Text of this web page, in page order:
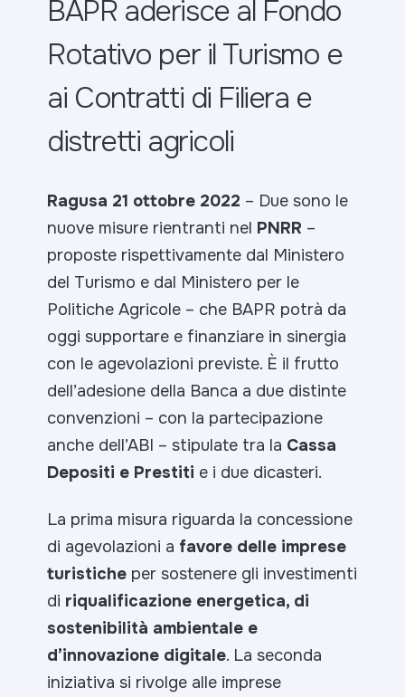
BAPR aderisce al Fondo
Rotativo per il Turismo e
ai Contratti di Filiera e
distretti agricoli
Ragusa 21 ottobre 2022 – Due sono le
nuove misure rientranti nel PNRR –
proposte rispettivamente dal Ministero
del Turismo e dal Ministero per le
Politiche Agricole – che BAPR potrà da
oggi supportare e finanziare in sinergia
con le agevolazioni previste. È il frutto
dell’adesione della Banca a due distinte
convenzioni – con la partecipazione
anche dell’ABI – stipulate tra la Cassa
Depositi e Prestiti e i due dicasteri.
La prima misura riguarda la concessione
di agevolazioni a favore delle imprese
turistiche per sostenere gli investimenti
di riqualificazione energetica, di
sostenibilità ambientale e
d’innovazione digitale. La seconda
iniziativa si rivolge alle imprese